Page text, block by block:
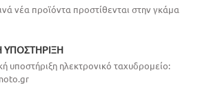
νέα προϊόντα προστίθενται στην γκάμα
ΥΠΟΣΤΉΡΙΞΗ
υποστήριξη ηλεκτρονικό ταχυδρομείο: